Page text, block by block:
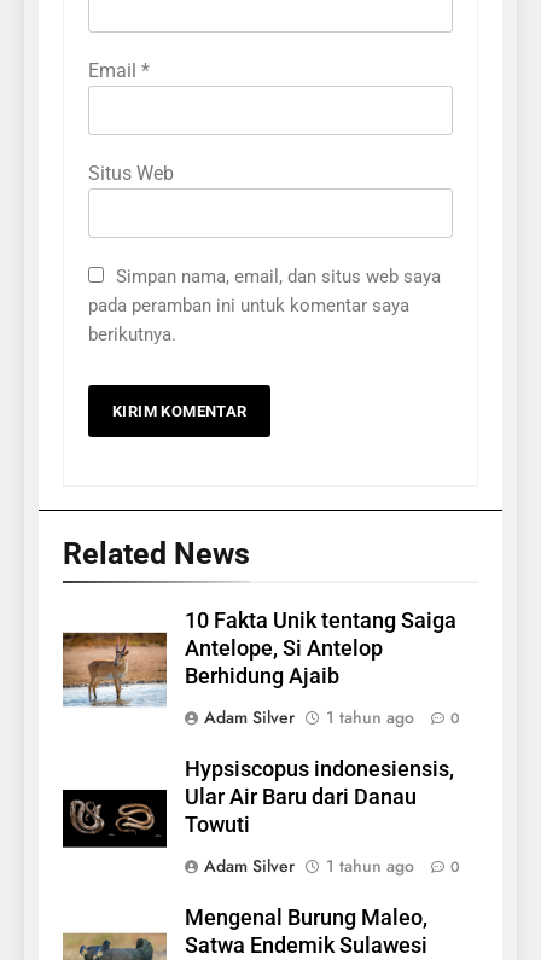
Email *
Situs Web
Simpan nama, email, dan situs web saya
pada peramban ini untuk komentar saya
berikutnya.
Related News
10 Fakta Unik tentang Saiga
Antelope, Si Antelop
Berhidung Ajaib
Adam Silver
1 tahun ago 0
Hypsiscopus indonesiensis,
Ular Air Baru dari Danau
Towuti
Adam Silver
1 tahun ago 0
Mengenal Burung Maleo,
Satwa Endemik Sulawesi